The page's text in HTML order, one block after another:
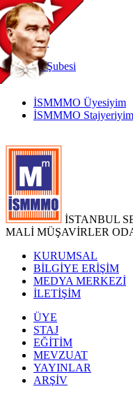
TR
|
EN
İnternetŞubesi
İSMMMO Üyesiyim
İSMMMO Stajyeriyim
İSTANBUL
MALİ MÜŞAVİRLER
KURUMSAL
BİLGİYE ERİŞİM
MEDYA MERKEZİ
İLETİŞİM
ÜYE
STAJ
EĞİTİM
MEVZUAT
YAYINLAR
ARŞİV